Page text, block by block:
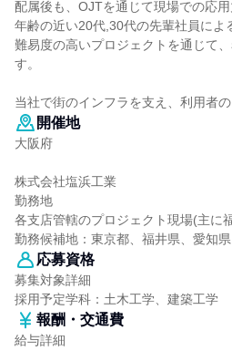
配属後も、OJTを通じて現場での応用
年齢の近い20代,30代の先輩社員によ
難易度の高いプロジェクトを通じて
す。
当社で街のインフラを支え、利用者
開催地
大阪府
株式会社塩浜工業
勤務地
各支店管轄のプロジェクト現場(主に
勤務候補地：東京都、福井県、愛知
応募資格
募集対象詳細
採用予定学科：土木工学、建築工学
報酬・交通費
給与詳細